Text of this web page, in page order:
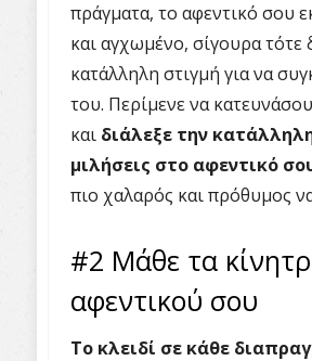
πράγματα, το αφεντικό σου
και αγχωμένο, σίγουρα τότε
κατάλληλη στιγμή για να
του. Περίμενε να
και διάλεξε την
μιλήσεις στο αφεντικό
πιο χαλαρός και πρόθυμος
#2 Μάθε τα
αφεντικού σου
Το κλειδί σε κάθε